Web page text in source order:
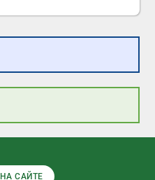
САЙТЕ